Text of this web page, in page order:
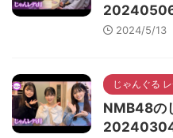
2024/5/13
じゃんぐる
NMB48の